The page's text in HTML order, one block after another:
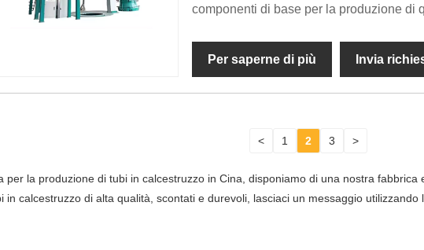
componenti di base per la produzione di
Per saperne di più Invia
< 1 2 3 >
la produzione di tubi in calcestruzzo in Cina, disponiamo di una nostra fabbrica
calcestruzzo di alta qualità, scontati e durevoli, lasciaci un messaggio